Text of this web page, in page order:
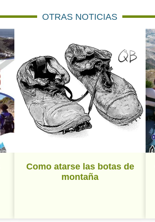
OTRAS NOTICIAS
Como atarse las botas de
montaña